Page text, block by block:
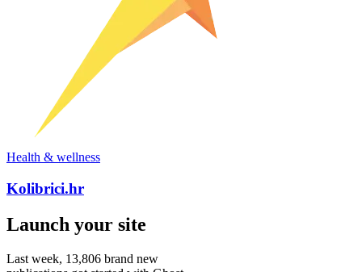
Health & wellness
Kolibrici.hr
Launch your site
Last week, 13,806 brand new